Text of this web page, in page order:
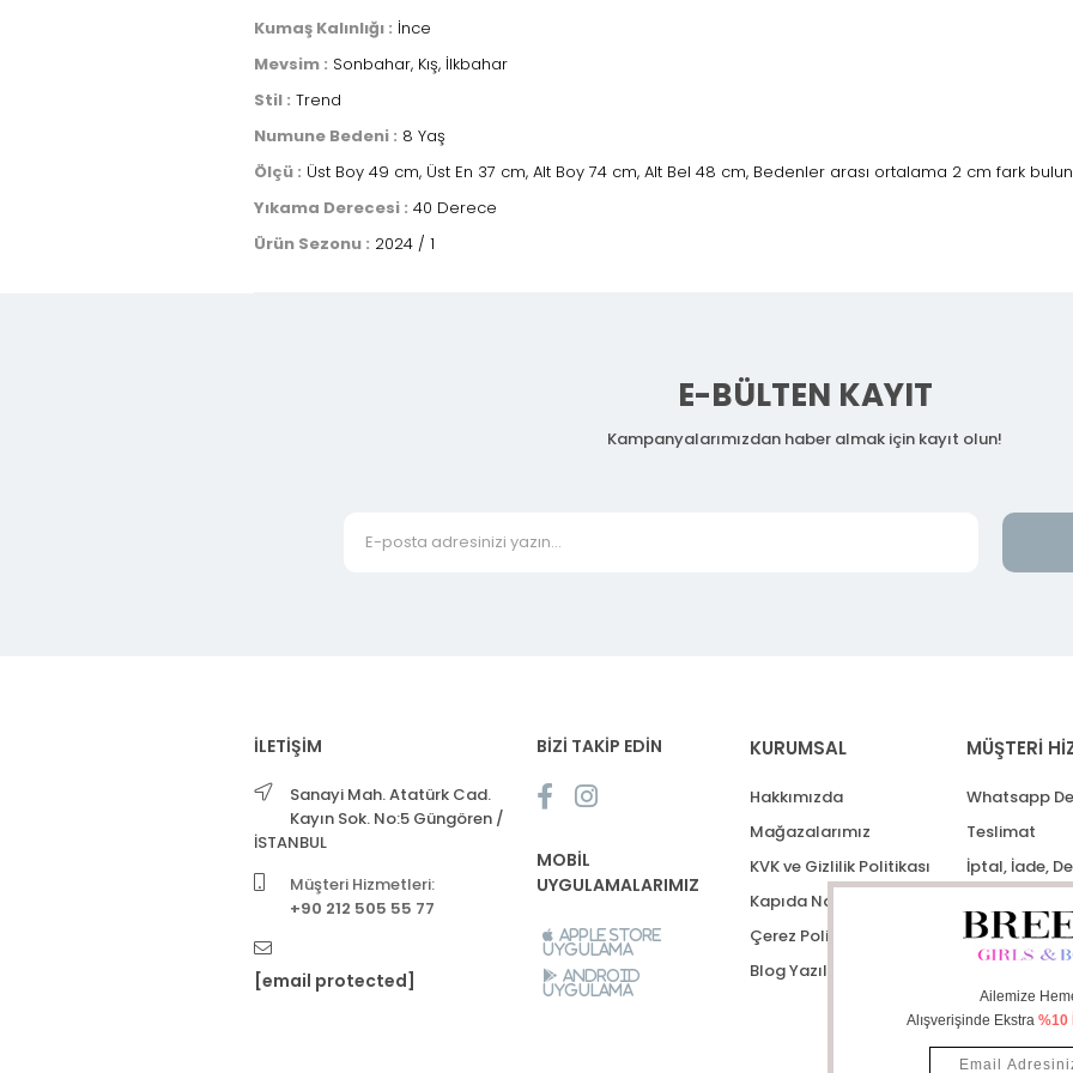
Kumaş Kalınlığı : İnce
Mevsim : Sonbahar, Kış, İlkbahar
Stil : Trend
Numune Bedeni : 8 Yaş
Ölçü : Üst Boy 49 cm, Üst En 37 cm, Alt Boy 74 cm, Alt Bel 48 cm, Bedenler arası ortalama 2 cm fark
Yıkama Derecesi : 40 Derece
Ürün Sezonu : 2024 / 1
E-BÜLTEN KAYIT
Kampanyalarımızdan haber almak için kayıt olun!
İLETİŞİM
Sanayi Mah. Atatürk Cad.
Kayın Sok. No:5 Güngören /
İSTANBUL
Müşteri Hizmetleri:
+90 212 505 55 77
[email protected]
BİZİ TAKİP EDİN
MOBİL
UYGULAMALARIMIZ
Apple Store
Uygulama
Android
Uygulama
KURUMSAL
Hakkımızda
Mağazalarımız
KVK ve Gizlilik Politikası
Kapıda Nakit Ödeme
Çerez Politikası
Blog Yazıları
MÜŞTERİ
Whatsapp
Teslimat
İptal, İade,